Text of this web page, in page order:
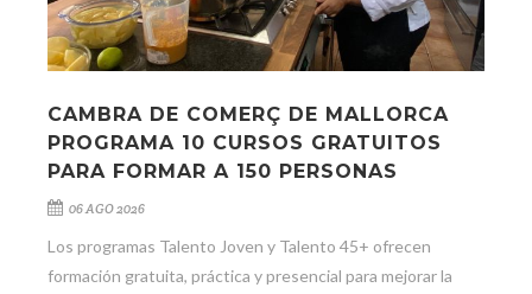
CAMBRA DE COMERÇ DE MALLORCA
PROGRAMA 10 CURSOS GRATUITOS
PARA FORMAR A 150 PERSONAS
06 AGO 2026
Los programas Talento Joven y Talento 45+ ofrecen
formación gratuita, práctica y presencial para mejorar la